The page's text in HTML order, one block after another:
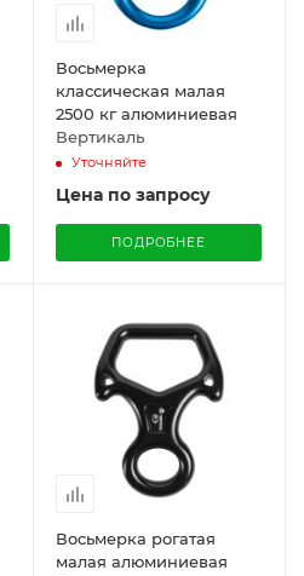
Восьмерка
классическая малая
2500 кг алюминиевая
Вертикаль
Уточняйте
Цена по запросу
ПОДРОБНЕЕ
Восьмерка рогатая
малая алюминиевая